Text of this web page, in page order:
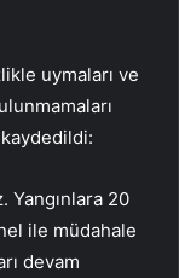
uymaları ve
kaydedildi:
Yangınlara 20
ile müdahale
devam